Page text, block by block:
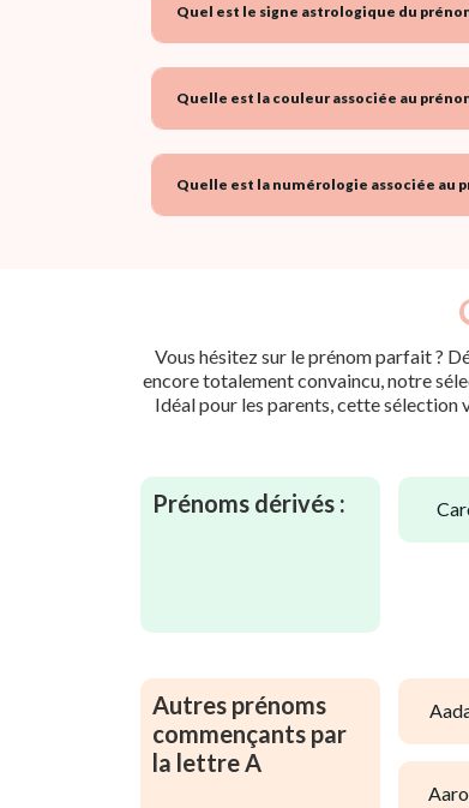
Quel est le signe astrologique du
Quelle est la couleur associée au
Quelle est la numérologie associée au
Vous hésitez sur le prénom parfait ?
encore totalement convaincu, notre
Idéal pour les parents, cette sélection
Prénoms dérivés :
Autres prénoms
commençants par
la lettre A